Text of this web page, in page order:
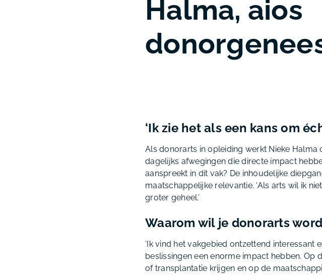
Halma, aios
‘Ik zie het als een kans om
Als donorarts in opleiding werkt Nieke Halma
dagelijks afwegingen die directe impact
aanspreekt in dit vak? De inhoudelijke
maatschappelijke relevantie. ‘Als arts wil ik
groter geheel.’
Waarom wil je donorarts
‘Ik vind het vakgebied ontzettend
beslissingen een enorme impact hebben. Op
of transplantatie krijgen en op de